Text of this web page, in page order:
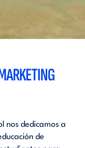
nos dedicamos a
de